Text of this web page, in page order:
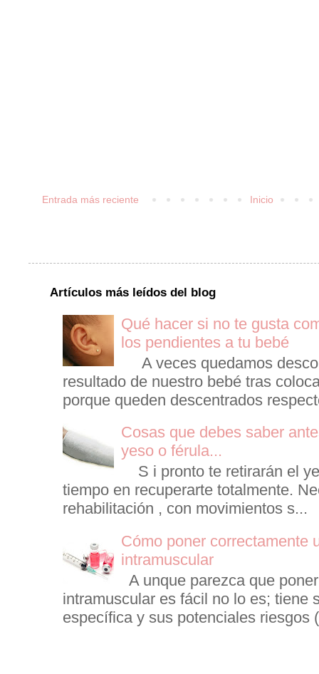
Entrada más reciente Inicio
Artículos más leídos del blog
Qué hacer si no te gusta
los pendientes a tu bebé
A veces quedamos
resultado de nuestro bebé tras
porque queden descentrados
Cosas que debes saber
yeso o férula...
S i pronto te retirarán el
tiempo en recuperarte totalmente.
rehabilitación , con movimientos s...
Cómo poner correctamente
intramuscular
A unque parezca que
intramuscular es fácil no lo es; tiene
específica y sus potenciales riesgos